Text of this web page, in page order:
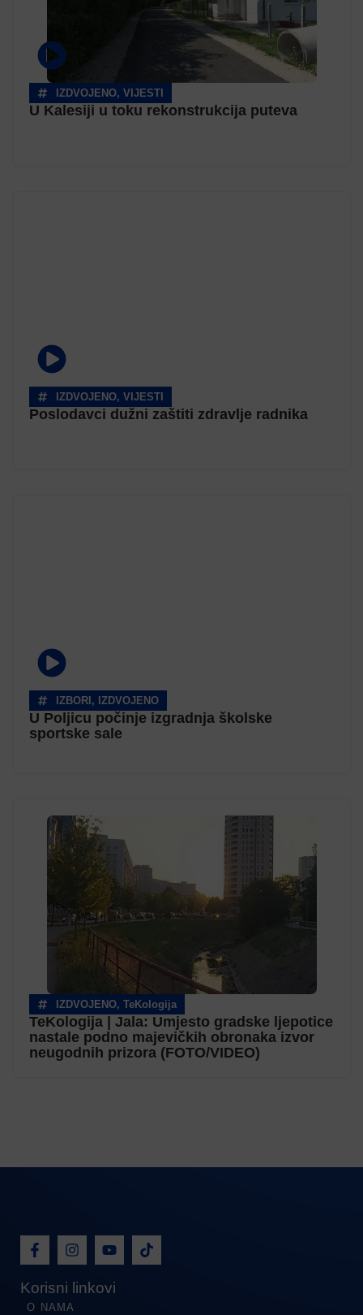
IZDVOJENO, VIJESTI
U Kalesiji u toku rekonstrukcija puteva
IZDVOJENO, VIJESTI
Poslodavci dužni zaštiti zdravlje radnika
IZBORI , IZDVOJENO
U Poljicu počinje izgradnja školske
sportske sale
IZDVOJENO, TeKologija
TeKologija | Jala: Umjesto gradske ljepotice
nastale podno majevičkih obronaka izvor
neugodnih prizora (FOTO/VIDEO)
Korisni linkovi
O NAMA